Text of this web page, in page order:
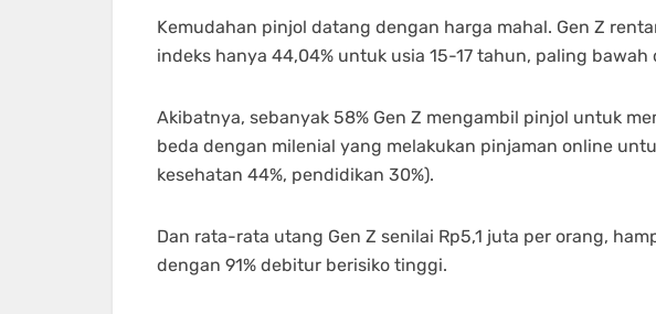
Kemudahan pinjol datang dengan harga mahal. Gen Z
indeks hanya 44,04% untuk usia 15-17 tahun, paling bawah
Akibatnya, sebanyak 58% Gen Z mengambil pinjol untuk
beda dengan milenial yang melakukan pinjaman online
kesehatan 44%, pendidikan 30%).
Dan rata-rata utang Gen Z senilai Rp5,1 juta per orang,
dengan 91% debitur berisiko tinggi.